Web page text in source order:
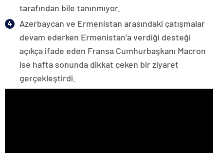
tarafından bile tanınmıyor.
Azerbaycan ve Ermenistan arasındaki çatışmalar
devam ederken Ermenistan’a verdiği desteği
açıkça ifade eden Fransa Cumhurbaşkanı Macron
ise hafta sonunda dikkat çeken bir ziyaret
gerçekleştirdi.